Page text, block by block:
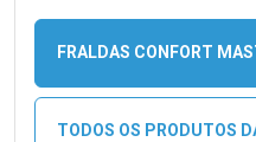
FRALDAS CONFORT
TODOS OS PRODUTOS